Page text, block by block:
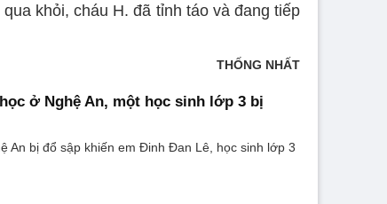
khỏi, cháu H. đã tỉnh táo và đang tiếp
THỐNG NHẤT
ở Nghệ An, một học sinh lớp 3 bị
An bị đổ sập khiến em Đinh Đan Lê, học sinh lớp 3